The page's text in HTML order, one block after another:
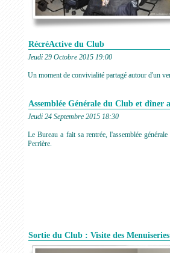
RécréActive du Club
Jeudi 29 Octobre 2015 19:00
Un moment de convivialité partagé autour d'un
Assemblée Générale du Club et dîner
Jeudi 24 Septembre 2015 18:30
Le Bureau a fait sa rentrée, l'assemblée
Perrière.
Sortie du Club : Visite des